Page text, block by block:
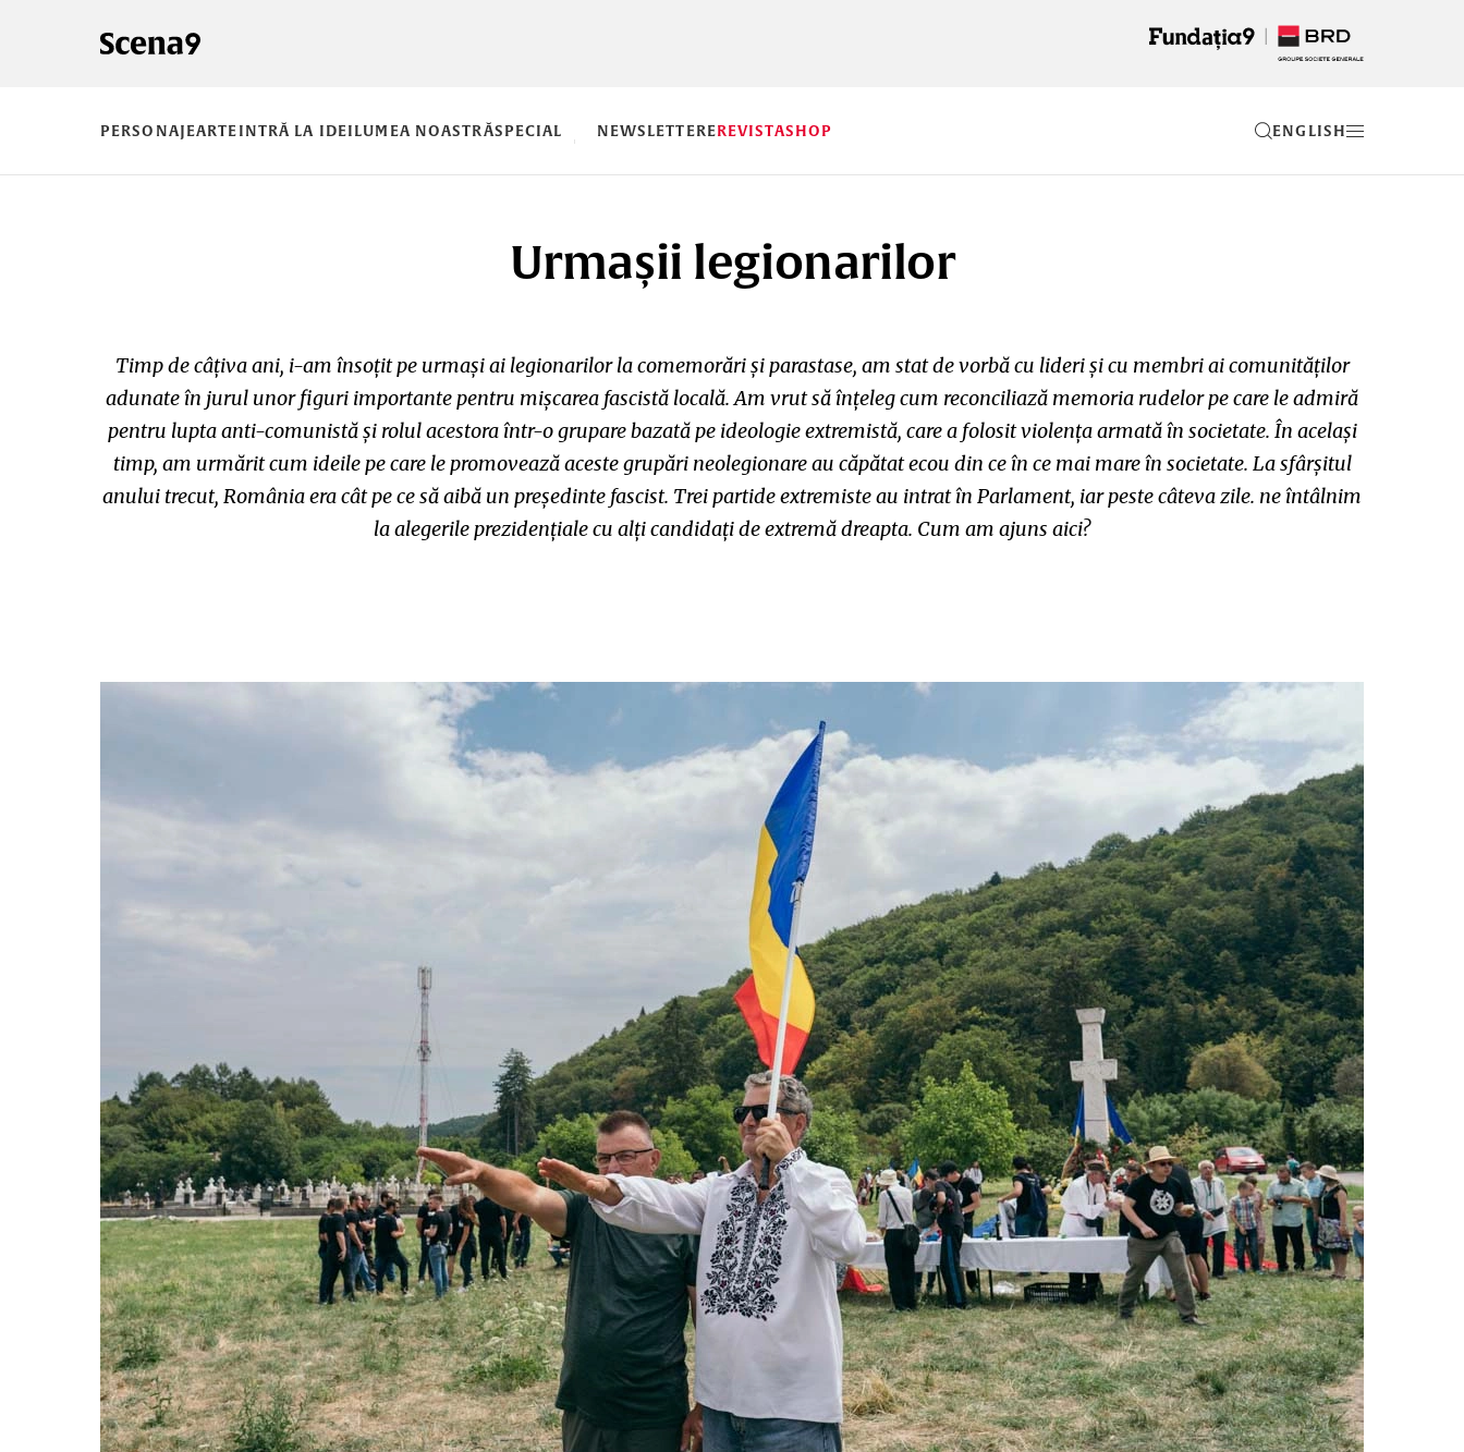
PERSONAJEARTEINTRĂ LA IDEILUMEA NOASTRĂSPECIAL NEWSLETTEREREVISTASHOP EN
Urmașii legionarilor
Timp de câțiva ani, i-am însoțit pe urmași ai legionarilor la comemorări și parastase, am stat de vorbă cu lideri și cu membri ai comunităților
adunate în jurul unor figuri importante pentru mișcarea fascistă locală. Am vrut să înțeleg cum reconciliază memoria rudelor pe care le admiră
pentru lupta anti-comunistă și rolul acestora într-o grupare bazată pe ideologie extremistă, care a folosit violența armată în societate. În același
timp, am urmărit cum ideile pe care le promovează aceste grupări neolegionare au căpătat ecou din ce în ce mai mare în societate. La sfârșitul
anului trecut, România era cât pe ce să aibă un președinte fascist. Trei partide extremiste au intrat în Parlament, iar peste câteva zile. ne întâlnim
la alegerile prezidențiale cu alți candidați de extremă dreapta. Cum am ajuns aici?